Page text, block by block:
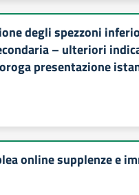
degli spezzoni
– ulteriori
presentazione
online supplenze e